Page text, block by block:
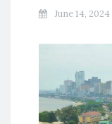
June 14, 2024